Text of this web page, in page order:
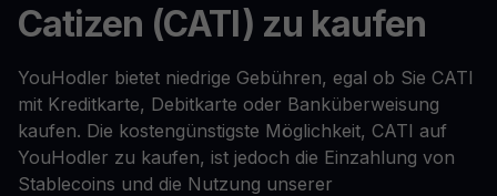
Catizen (CATI) zu kaufen
YouHodler bietet niedrige Gebühren, egal ob Sie CATI
mit Kreditkarte, Debitkarte oder Banküberweisung
kaufen. Die kostengünstigste Möglichkeit, CATI auf
YouHodler zu kaufen, ist jedoch die Einzahlung von
Stablecoins und die Nutzung unserer